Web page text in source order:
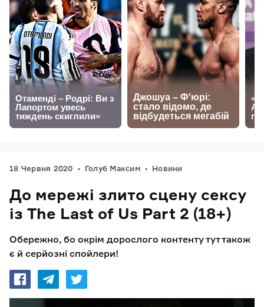
18 Червня 2020 Голуб Максим Новини
До мережі злито сцену сексу
із The Last of Us Part 2 (18+)
Обережно, бо окрім дорослого контенту тут також
є й серйозні спойлери!